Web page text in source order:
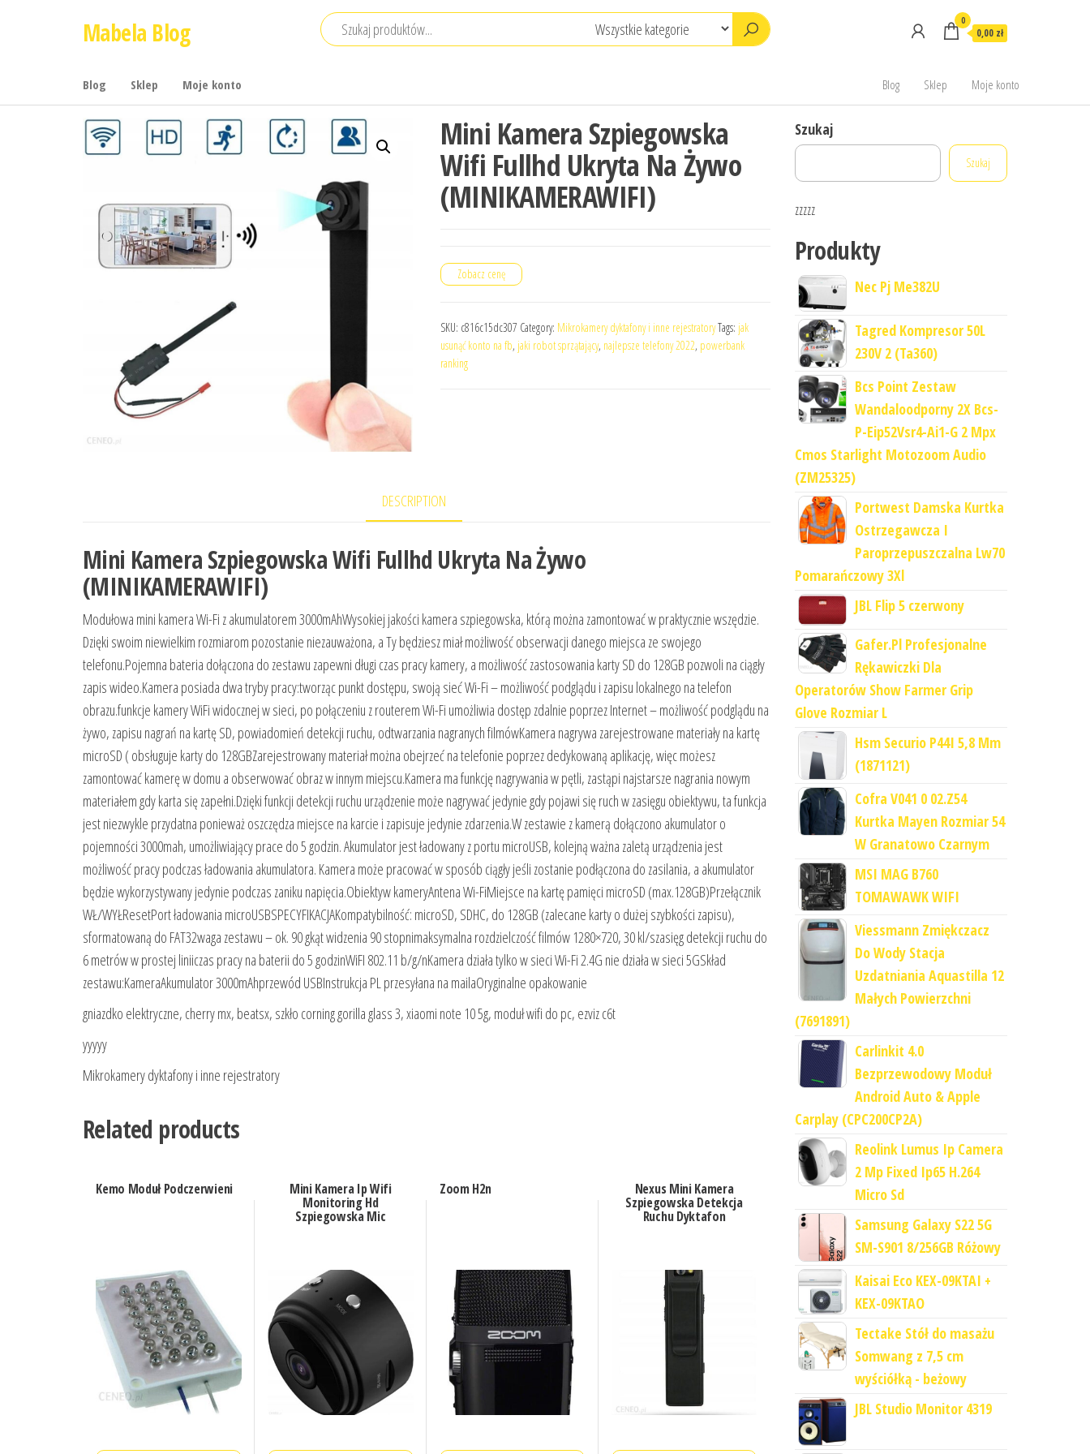
Mabela Blog 0
0,00 zł
Blog Sklep Moje konto Blog Sklep Moje konto
Mini Kamera Szpiegowska
Wifi Fullhd Ukryta Na Żywo
(MINIKAMERAWIFI)
Zobacz cenę
SKU: c816c15dc307 Category: Mikrokamery dyktafony i inne rejestratoryTags: jak
usunąć konto na fb, jaki robot sprzątający, najlepsze telefony 2022, powerbank
ranking
DESCRIPTION
Mini Kamera Szpiegowska Wifi Fullhd Ukryta Na Żywo
(MINIKAMERAWIFI)
Modułowa mini kamera Wi-Fi z akumulatorem 3000mAhWysokiej jakości kamera szpiegowska, którą można zamontować w praktycznie wszędzie.
Dzięki swoim niewielkim rozmiarom pozostanie niezauważona, a Ty będziesz miał możliwość obserwacji danego miejsca ze swojego
telefonu.Pojemna bateria dołączona do zestawu zapewni długi czas pracy kamery, a możliwość zastosowania karty SD do 128GB pozwoli na ciągły
zapis wideo.Kamera posiada dwa tryby pracy:tworząc punkt dostępu, swoją sieć Wi-Fi – możliwość podglądu i zapisu lokalnego na telefon
obrazu.funkcje kamery WiFi widocznej w sieci, po połączeniu z routerem Wi-Fi umożliwia dostęp zdalnie poprzez Internet – możliwość podglądu na
żywo, zapisu nagrań na kartę SD, powiadomień detekcji ruchu, odtwarzania nagranych filmówKamera nagrywa zarejestrowane materiały na kartę
microSD ( obsługuje karty do 128GBZarejestrowany materiał można obejrzeć na telefonie poprzez dedykowaną aplikację, więc możesz
zamontować kamerę w domu a obserwować obraz w innym miejscu.Kamera ma funkcję nagrywania w pętli, zastąpi najstarsze nagrania nowym
materiałem gdy karta się zapełni.Dzięki funkcji detekcji ruchu urządzenie może nagrywać jedynie gdy pojawi się ruch w zasięgu obiektywu, ta funkcja
jest niezwykle przydatna ponieważ oszczędza miejsce na karcie i zapisuje jedynie zdarzenia.W zestawie z kamerą dołączono akumulator o
pojemności 3000mah, umożliwiający prace do 5 godzin. Akumulator jest ładowany z portu microUSB, kolejną ważna zaletą urządzenia jest
możliwość pracy podczas ładowania akumulatora. Kamera może pracować w sposób ciągły jeśli zostanie podłączona do zasilania, a akumulator
będzie wykorzystywany jedynie podczas zaniku napięcia.Obiektyw kameryAntena Wi-FiMiejsce na kartę pamięci microSD (max.128GB)Przełącznik
WŁ/WYŁResetPort ładowania microUSBSPECYFIKACJAKompatybilność: microSD, SDHC, do 128GB (zalecane karty o dużej szybkości zapisu),
sformatowaną do FAT32waga zestawu – ok. 90 gkąt widzenia 90 stopnimaksymalna rozdzielczość filmów 1280×720, 30 kl/szasięg detekcji ruchu do
6 metrów w prostej liniiczas pracy na baterii do 5 godzinWiFI 802.11 b/g/nKamera działa tylko w sieci Wi-Fi 2.4G nie działa w sieci 5GSkład
zestawu:KameraAkumulator 3000mAhprzewód USBInstrukcja PL przesyłana na mailaOryginalne opakowanie
gniazdko elektryczne, cherry mx, beatsx, szkło corning gorilla glass 3, xiaomi note 10 5g, moduł wifi do pc, ezviz c6t
yyyyy
Mikrokamery dyktafony i inne rejestratory
Related products
Kemo Moduł Podczerwieni Mini Kamera Ip Wifi
Monitoring Hd
Szpiegowska Mic
Zoom H2n Nexus Mini Kamera
Szpiegowska Detekcja
Ruchu Dyktafon
Szukaj
Szukaj
zzzzz
Produkty
Nec Pj Me382U
Tagred Kompresor 50L
230V 2 (Ta360)
Bcs Point Zestaw
Wandaloodporny 2X Bcs-
P-Eip52Vsr4-Ai1-G 2 Mpx
Cmos Starlight Motozoom Audio
(ZM25325)
Portwest Damska Kurtka
Ostrzegawcza I
Paroprzepuszczalna Lw70
Pomarańczowy 3Xl
JBL Flip 5 czerwony
Gafer.Pl Profesjonalne
Rękawiczki Dla
Operatorów Show Farmer Grip
Glove Rozmiar L
Hsm Securio P44I 5,8 Mm
(1871121)
Cofra V041 0 02.Z54
Kurtka Mayen Rozmiar 54
W Granatowo Czarnym
MSI MAG B760
TOMAWAWK WIFI
Viessmann Zmiękczacz
Do Wody Stacja
Uzdatniania Aquastilla 12
Małych Powierzchni
(7691891)
Carlinkit 4.0
Bezprzewodowy Moduł
Android Auto & Apple
Carplay (CPC200CP2A)
Reolink Lumus Ip Camera
2 Mp Fixed Ip65 H.264
Micro Sd
Samsung Galaxy S22 5G
SM-S901 8/256GB Różowy
Kaisai Eco KEX-09KTAI +
KEX-09KTAO
Tectake Stół do masażu
Somwang z 7,5 cm
wyściółką - beżowy
JBL Studio Monitor 4319